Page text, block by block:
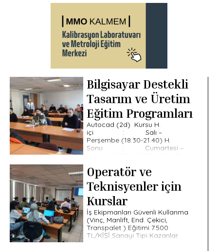
Bilgisayar Destekli
Tasarım ve Üretim
Eğitim Programları
Autocad (2d) Kursu H.
içi : Salı –
Perşembe (18.30-21.40) H.
Sonu : Cumartesi –
Operatör ve
Teknisyenler için
Kurslar
İş Ekipmanları Güvenli Kullanma
(Vinç, Manlift, End. Çekici,
Transpalet ) Eğitimi 7.500
TL/KİŞİ Sanayi Tipi Kazanlar